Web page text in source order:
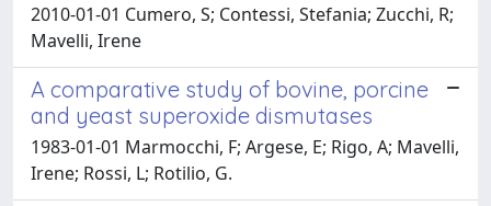
2010-01-01 Cumero, S; Contessi, Stefania; Zucchi, R;
Mavelli, Irene
A comparative study of bovine, porcine
and yeast superoxide dismutases
1983-01-01 Marmocchi, F; Argese, E; Rigo, A; Mavelli,
Irene; Rossi, L; Rotilio, G.